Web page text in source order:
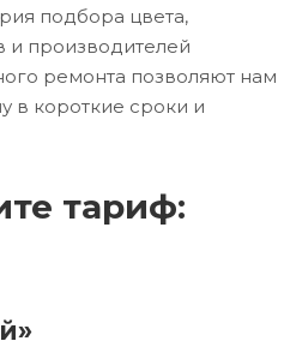
подбора цвета,
и производителей
ремонта позволяют нам
в короткие сроки и
тариф: